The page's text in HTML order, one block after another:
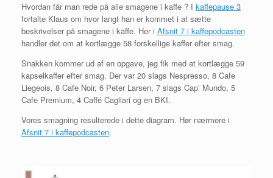
Hvordan får man rede på alle smagene i kaffe ? I kaffepause 3
fortalte Klaus om hvor langt han er kommet i at sætte
beskrivelser på smagene i kaffe. Her i Afsnit 7 i kaffepodcasten
handler det om at kortlægge 58 forskellige kaffer efter smag.
Snakken kommer ud af en opgave, jeg fik med at kortlægge 59
kapselkaffer efter smag. Der var 20 slags Nespresso, 8 Cafe
Liegeois, 8 Cafe Noir, 6 Peter Larsen, 7 slags Cap’ Mundo, 5
Cafe Premium, 4 Caffé Cagliari og en BKI.
Vores smagning resulterede i dette diagram. Hør nærmere i
Afsnit 7 i kaffepodcasten.